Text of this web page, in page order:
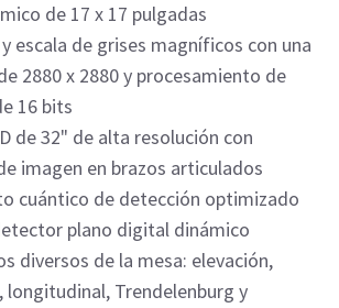
de 17 x 17 pulgadas
escala de grises magníficos con una
2880 x 2880 y procesamiento de
16 bits
de 32" de alta resolución con
imagen en brazos articulados
cuántico de detección optimizado
plano digital dinámico
diversos de la mesa: elevación,
longitudinal, Trendelenburg y